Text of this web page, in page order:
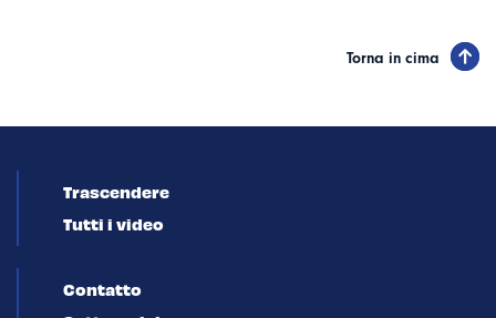
Torna in cima
Trascendere
Tutti i video
Contatto